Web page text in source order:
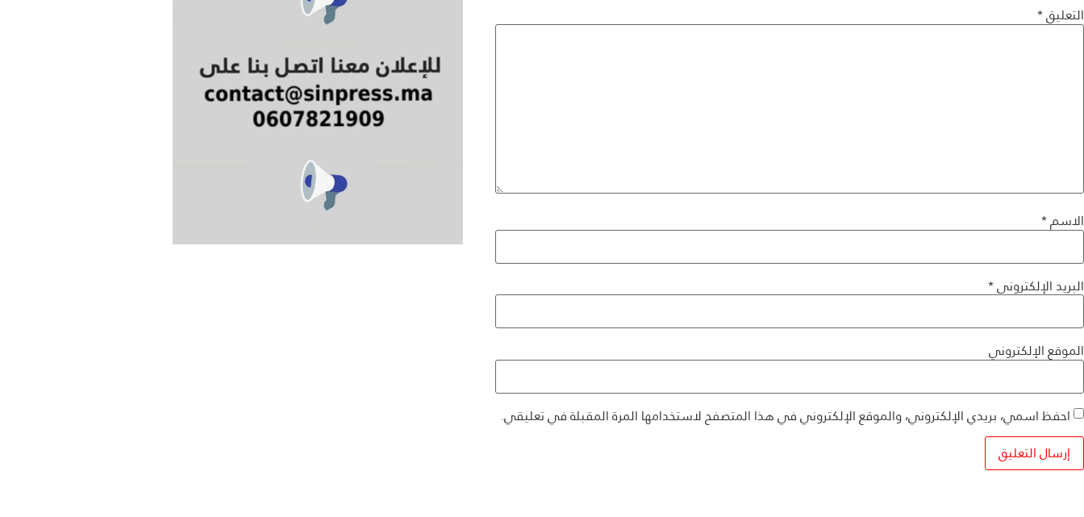
التعليق*
الاسم*
البريد الإلكتروني*
الموقع الإلكتروني
احفظ اسمي، بريدي الإلكتروني، والموقع الإلكتروني في هذا المتصفح لاستخدامها المرة المقبلة في تعليقي.